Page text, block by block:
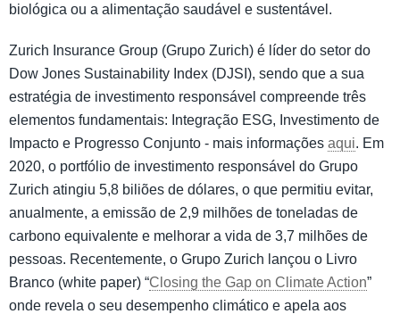
biológica ou a alimentação saudável e sustentável.
Zurich Insurance Group (Grupo Zurich) é líder do setor do
Dow Jones Sustainability Index (DJSI), sendo que a sua
estratégia de investimento responsável compreende três
elementos fundamentais: Integração ESG, Investimento de
Impacto e Progresso Conjunto - mais informações aqui. Em
2020, o portfólio de investimento responsável do Grupo
Zurich atingiu 5,8 biliões de dólares, o que permitiu evitar,
anualmente, a emissão de 2,9 milhões de toneladas de
carbono equivalente e melhorar a vida de 3,7 milhões de
pessoas. Recentemente, o Grupo Zurich lançou o Livro
Branco (white paper) “Closing the Gap on Climate Action”
onde revela o seu desempenho climático e apela aos